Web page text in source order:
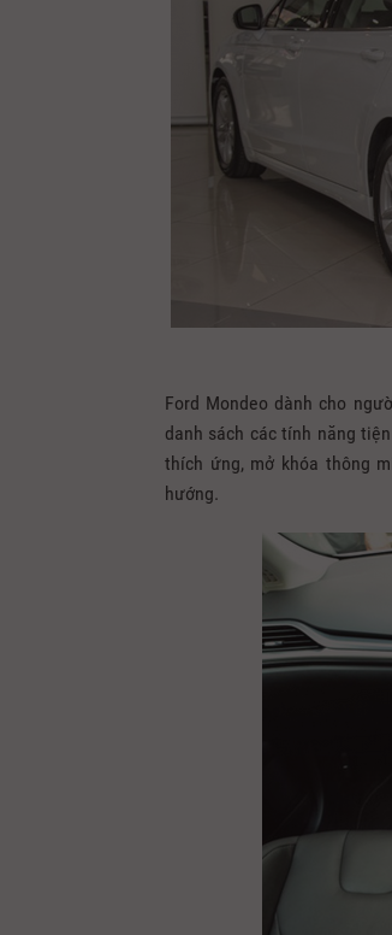
Ford Mondeo dành cho
danh sách các tính năng
thích ứng, mở khóa thông
hướng.